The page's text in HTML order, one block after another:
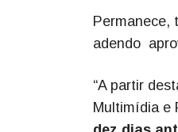
Permanece,
adendo
“A partir
Multimídia e